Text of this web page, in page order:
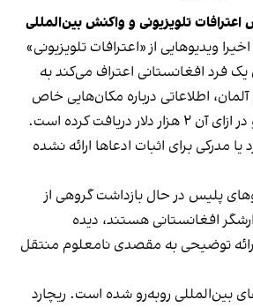
تلویزیونی و واکنش بین‌المللی
ویدیوهایی از «اعترافات تلویزیونی»
فرد افغانستانی اعتراف می‌کند به
اطلاعاتی درباره مکان‌هایی خاص
در اختیار او قرار داده و در ازای آن ۲ هزار دلار دریافت کرده است.
مدرکی برای اثبات ادعاها ارائه نشده
پلیس در حال بازداشت گروهی از
افغانستانی هستند، دیده
توضیحی به مقصدی نامعلوم منتقل
بین‌المللی روبه‌رو شده است. ریچارد